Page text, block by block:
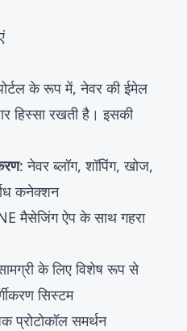
के रूप में, नेवर की ईमेल
हिस्सा रखती है। इसकी
: नेवर ब्लॉग, शॉपिंग, खोज,
कनेक्शन
मैसेजिंग ऐप के साथ गहरा
के लिए विशेष रूप से
सिस्टम
प्रोटोकॉल समर्थन